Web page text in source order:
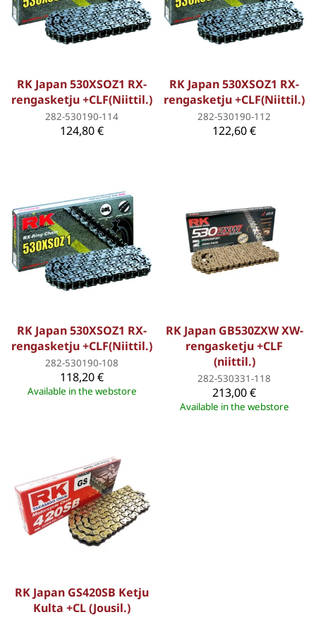
RK Japan 530XSOZ1 RX-
rengasketju +CLF(Niittil.)
282-530190-114
124,80 €
RK Japan 530XSOZ1 RX-
rengasketju +CLF(Niittil.)
282-530190-112
122,60 €
RK Japan 530XSOZ1 RX-
rengasketju +CLF(Niittil.)
282-530190-108
118,20 €
Available in the webstore
RK Japan GB530ZXW XW-
rengasketju +CLF
(niittil.)
282-530331-118
213,00 €
Available in the webstore
RK Japan GS420SB Ketju
Kulta +CL (Jousil.)